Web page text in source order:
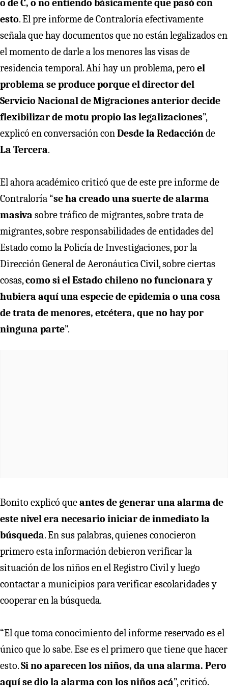
o de C, o no entiendo básicamente que pasó con
esto. El pre informe de Contraloría efectivamente
señala que hay documentos que no están legalizados en
el momento de darle a los menores las visas de
residencia temporal. Ahí hay un problema, pero el
problema se produce porque el director del
Servicio Nacional de Migraciones anterior decide
flexibilizar de motu propio las legalizaciones”,
explicó en conversación conDesde la Redacciónde
La Tercera.
El ahora académico criticó que de este pre informe de
Contraloría “se ha creado una suerte de alarma
masiva sobre tráfico de migrantes, sobre trata de
migrantes, sobre responsabilidades de entidades del
Estado como la Policía de Investigaciones, por la
Dirección General de Aeronáutica Civil, sobre ciertas
cosas,como si el Estado chileno no funcionara y
hubiera aquí una especie de epidemia o una cosa
de trata de menores, etcétera, que no hay por
ninguna parte”.
Bonito explicó queantes de generar una alarma de
este nivel era necesario iniciar de inmediato la
búsqueda. En sus palabras, quienes conocieron
primero esta información debieron verificar la
situación de los niños en el Registro Civil y luego
contactar a municipios para verificar escolaridades y
cooperar en la búsqueda.
“El que toma conocimiento del informe reservado es el
único que lo sabe. Ese es el primero que tiene que hacer
esto.Si no aparecen los niños, da una alarma. Pero
aquí se dio la alarma con los niños acá”, criticó.